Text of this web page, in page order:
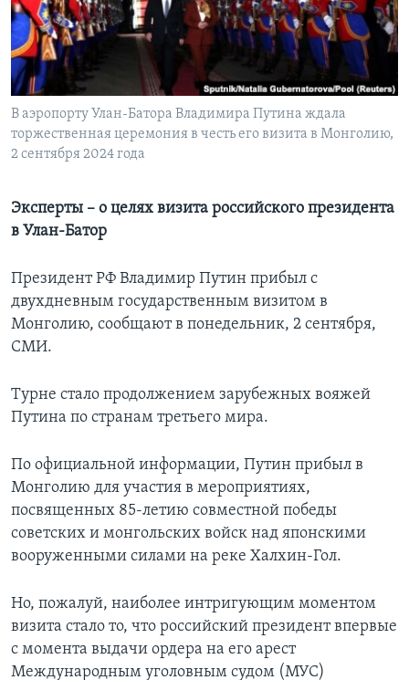
Learning English
СОЦИАЛЬНЫЕ СЕТИ
Языки
В аэропорту Улан-Батора Владимира Путина ждала
торжественная церемония в честь его визита в Монголию,
2 сентября 2024 года
Эксперты – о целях визита российского президента
в Улан-Батор
Президент РФ Владимир Путин прибыл с
двухдневным государственным визитом в
Монголию, сообщают в понедельник, 2 сентября,
СМИ.
Турне стало продолжением зарубежных вояжей
Путина по странам третьего мира.
По официальной информации, Путин прибыл в
Монголию для участия в мероприятиях,
посвященных 85-летию совместной победы
советских и монгольских войск над японскими
вооруженными силами на реке Халхин-Гол.
Но, пожалуй, наиболее интригующим моментом
визита стало то, что российский президент впервые
с момента выдачи ордера на его арест
Международным уголовным судом (МУС)